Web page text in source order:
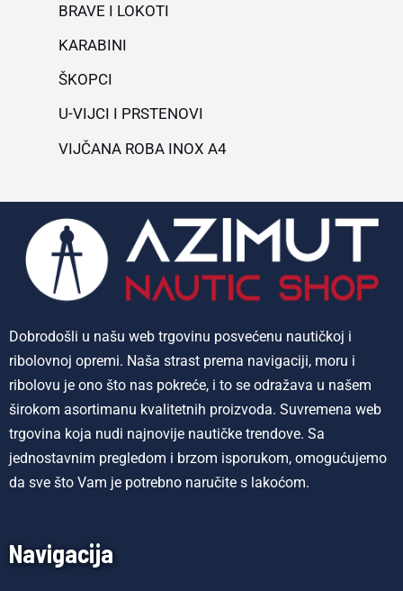
BRAVE I LOKOTI
KARABINI
ŠKOPCI
U-VIJCI I PRSTENOVI
VIJČANA ROBA INOX A4
Dobrodošli u našu web trgovinu posvećenu nautičkoj i
ribolovnoj opremi. Naša strast prema navigaciji, moru i
ribolovu je ono što nas pokreće, i to se odražava u našem
širokom asortimanu kvalitetnih proizvoda. Suvremena web
trgovina koja nudi najnovije nautičke trendove. Sa
jednostavnim pregledom i brzom isporukom, omogućujemo
da sve što Vam je potrebno naručite s lakoćom.
Navigacija